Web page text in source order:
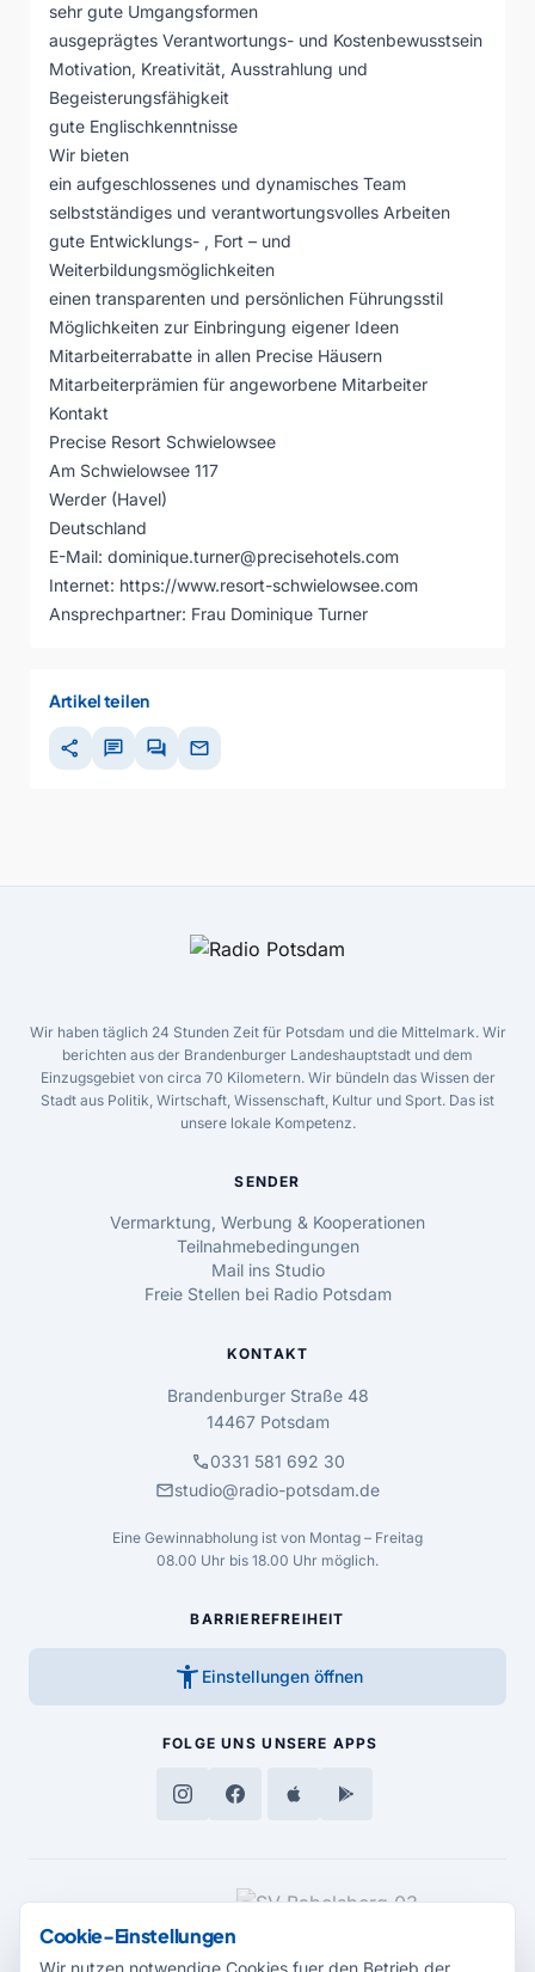
sehr gute Umgangsformen
ausgeprägtes Verantwortungs- und Kostenbewusstsein
Motivation, Kreativität, Ausstrahlung und
Begeisterungsfähigkeit
gute Englischkenntnisse
Wir bieten
ein aufgeschlossenes und dynamisches Team
selbstständiges und verantwortungsvolles Arbeiten
gute Entwicklungs- , Fort – und
Weiterbildungsmöglichkeiten
einen transparenten und persönlichen Führungsstil
Möglichkeiten zur Einbringung eigener Ideen
Mitarbeiterrabatte in allen Precise Häusern
Mitarbeiterprämien für angeworbene Mitarbeiter
Kontakt
Precise Resort Schwielowsee
Am Schwielowsee 117
Werder (Havel)
Deutschland
E-Mail: dominique.turner@precisehotels.com
Internet: https://www.resort-schwielowsee.com
Ansprechpartner: Frau Dominique Turner
Artikel teilen
share chat forum mail
Wir haben täglich 24 Stunden Zeit für Potsdam und die Mittelmark. Wir
berichten aus der Brandenburger Landeshauptstadt und dem
Einzugsgebiet von circa 70 Kilometern. Wir bündeln das Wissen der
Stadt aus Politik, Wirtschaft, Wissenschaft, Kultur und Sport. Das ist
unsere lokale Kompetenz.
SENDER
Vermarktung, Werbung & Kooperationen
Teilnahmebedingungen
Mail ins Studio
Freie Stellen bei Radio Potsdam
KONTAKT
Brandenburger Straße 48
14467 Potsdam
call0331 581 692 30
mailstudio@radio-potsdam.de
Eine Gewinnabholung ist von Montag – Freitag
08.00 Uhr bis 18.00 Uhr möglich.
BARRIEREFREIHEIT
accessibility_new Einstellungen öffnen
FOLGE UNS UNSERE APPS
MEDIENPARTNER
Cookie-Einstellungen
Wir nutzen notwendige Cookies fuer den Betrieb der